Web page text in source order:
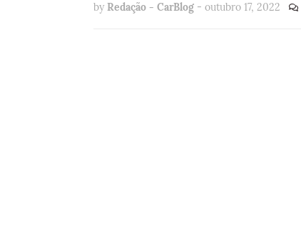
by Redação - CarBlog - outubro 17, 2022